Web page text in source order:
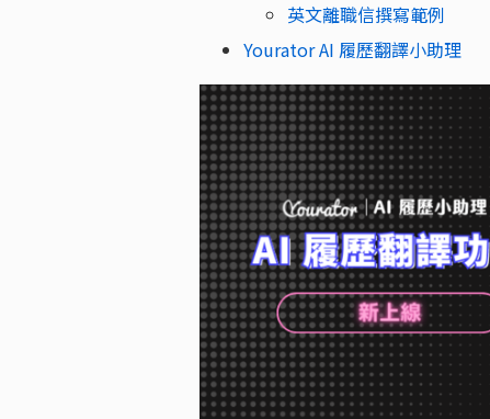
英文離職信撰寫範例
Yourator AI 履歷翻譯小助理